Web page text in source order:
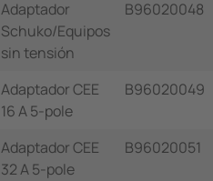
Adaptador
Schuko/Equipos
sin tensión
B96020048
Adaptador CEE
16 A 5-pole
B96020049
Adaptador CEE
32 A 5-pole
B96020051